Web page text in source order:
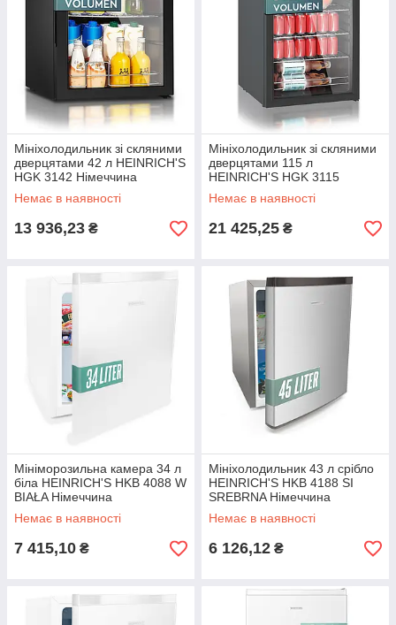
Мініхолодильник зі скляними
дверцятами 42 л HEINRICH'S
HGK 3142 Німеччина
Немає в наявності
13 936,23 ₴
Мініхолодильник зі скляними
дверцятами 115 л
HEINRICH'S HGK 3115
Німеччина
Немає в наявності
21 425,25 ₴
Мініморозильна камера 34 л
біла HEINRICH'S HKB 4088 W
BIAŁA Німеччина
Немає в наявності
7 415,10 ₴
Мініхолодильник 43 л срібло
HEINRICH'S HKB 4188 SI
SREBRNA Німеччина
Немає в наявності
6 126,12 ₴